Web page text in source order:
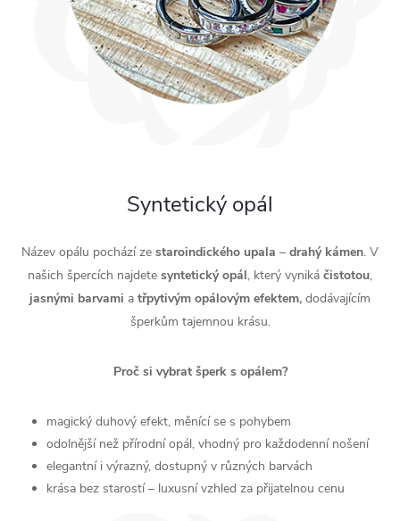
Syntetický opál
Název opálu pochází ze staroindického upala – drahý kámen. V
našich špercích najdete syntetický opál, který vyniká čistotou,
jasnými barvami a třpytivým opálovým efektem, dodávajícím
šperkům tajemnou krásu.
Proč si vybrat šperk s opálem?
magický duhový efekt, měnící se s pohybem
odolnější než přírodní opál, vhodný pro každodenní nošení
elegantní i výrazný, dostupný v různých barvách
krása bez starostí – luxusní vzhled za přijatelnou cenu